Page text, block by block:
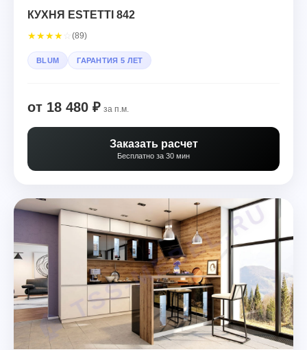
КУХНЯ ESTETTI 842
★★★★ (89)
BLUM ГАРАНТИЯ 5 ЛЕТ
от 18 480 ₽ за п.м.
Заказать расчет
Бесплатно за 30 мин